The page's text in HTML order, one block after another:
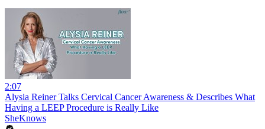
2:07
Alysia Reiner Talks Cervical Cancer Awareness & Describes What
Having a LEEP Procedure is Really Like
SheKnows